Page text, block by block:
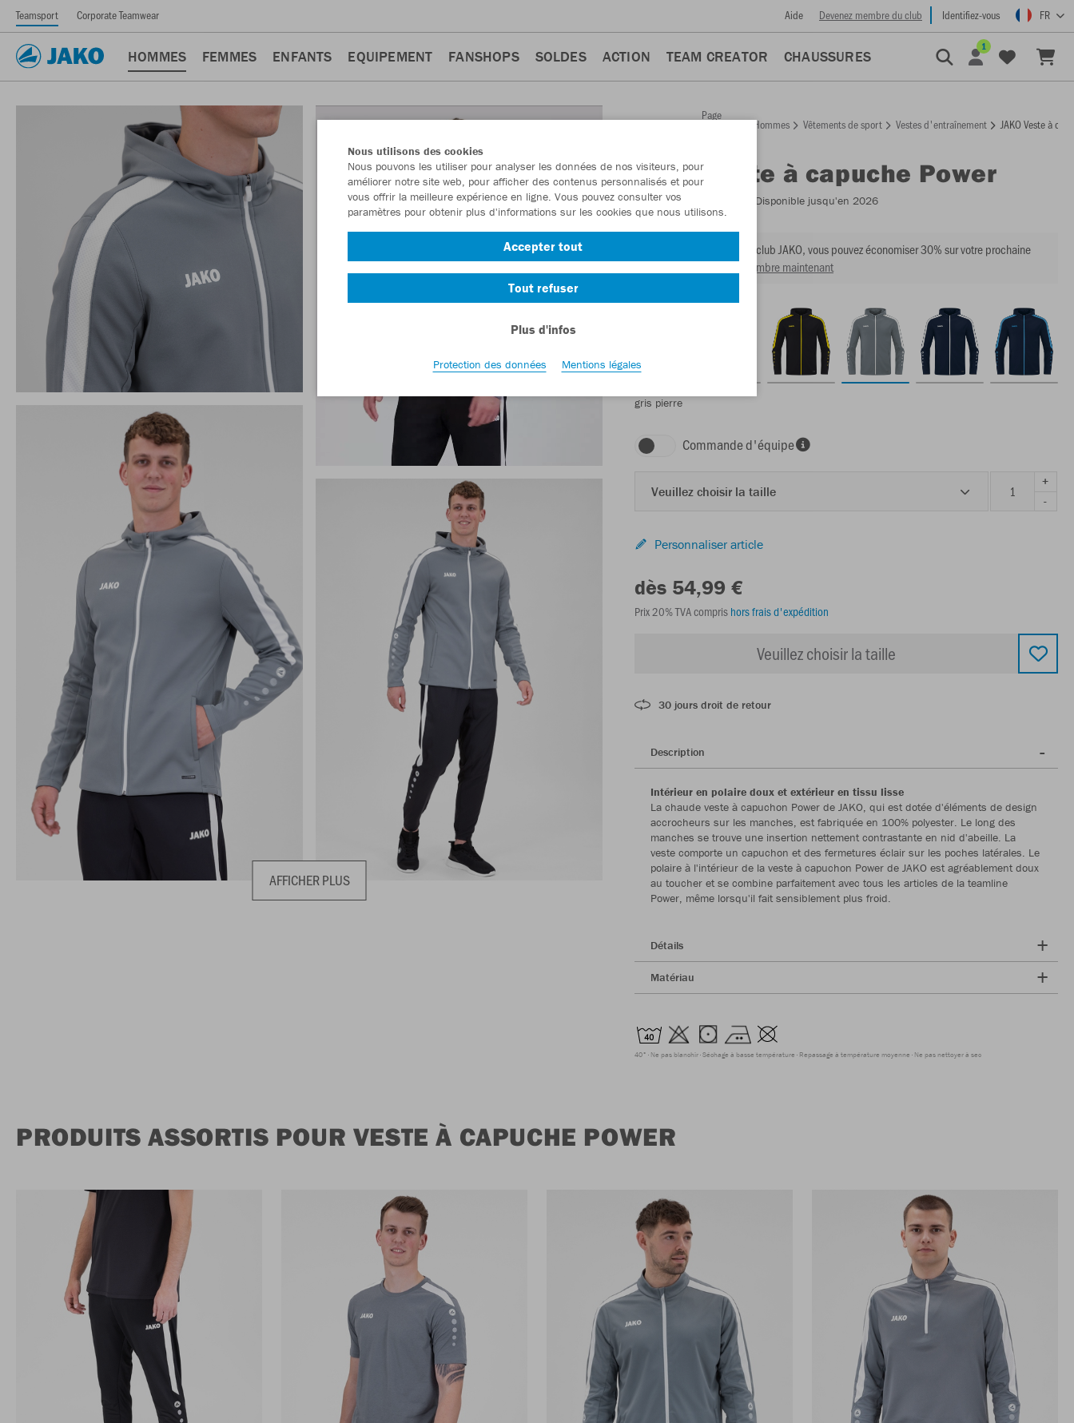
Teamsport Corporate Teamwear Aide Devenez membre du club Identifiez-vous FR
HOMMES FEMMES ENFANTS EQUIPEMENT FANSHOPS SOLDES ACTION TEAM CREATOR CHAUSSURES
1
AFFICHER PLUS
Retour
Page
Hommes Vêtements de sport Vestes d'entraînement JAKO Veste à
JAKO Veste à capuche Power
Numéro d’article: - Disponible jusqu'en 2026
En tant que membre du club JAKO, vous pouvez économiser 30% sur votre prochaine
commande.Devenir membre maintenant
gris pierre
Commande d'équipe
Veuillez choisir la taille
+
-
Personnaliser article
dès 54,99 €
Prix 20% TVA compris hors frais d'expédition
Veuillez choisir la taille
30 jours droit de retour
Description
Intérieur en polaire doux et extérieur en tissu lisse
La chaude veste à capuchon Power de JAKO, qui est dotée d'éléments de design
accrocheurs sur les manches, est fabriquée en 100% polyester. Le long des
manches se trouve une insertion nettement contrastante en nid d'abeille. La
veste comporte un capuchon et des fermetures éclair sur les poches latérales. Le
polaire à l'intérieur de la veste à capuchon Power de JAKO est agréablement doux
au toucher et se combine parfaitement avec tous les articles de la teamline
Power, même lorsqu'il fait sensiblement plus froid.
Détails
Matériau
40° Ne pas blanchir Séchage à basse température Repassage à température moyenne Ne pas nettoyer à sec
PRODUITS ASSORTIS POUR VESTE À CAPUCHE POWER
Nous utilisons des cookies
Nous pouvons les utiliser pour analyser les données de nos visiteurs, pour
améliorer notre site web, pour afficher des contenus personnalisés et pour
vous offrir la meilleure expérience en ligne. Vous pouvez consulter vos
paramètres pour obtenir plus d'informations sur les cookies que nous utilisons.
Accepter tout
Tout refuser
Plus d'infos
Protection des données Mentions légales